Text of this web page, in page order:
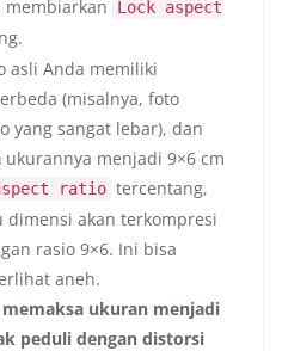
membiarkan
Lock aspect
asli Anda memiliki
(misalnya, foto
yang sangat lebar), dan
ukurannya menjadi 9×6 cm
ratio tercentang,
dimensi akan terkompresi
rasio 9×6. Ini bisa
aneh.
ukuran menjadi
peduli dengan distorsi